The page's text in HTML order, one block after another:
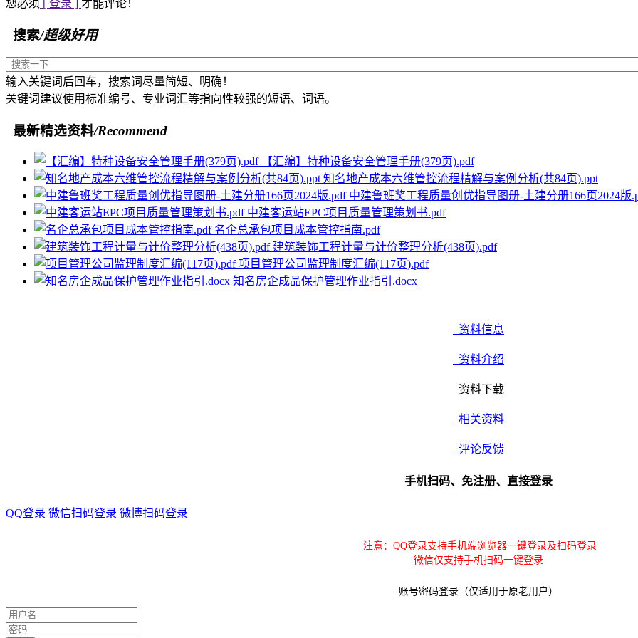
您必须 [ 登录 ] 才能评论！
搜索/超级好用
输入关键词后回车，搜索词尽量简短、明确！
关键词建议使用标准编号、专业词汇等指向性较强的短语、词语。
最新精选资料/Recommend
【汇编】特种设备安全管理手册(379页).pdf
知名地产成本六维管控流程精解与案例分析(共84页).ppt
中建鲁班奖工程质量创优指导图册-土建分册166页2024版
中建客运站EPC项目质量管理策划书.pdf
名企总承包项目成本管控指南.pdf
建筑装饰工程计量与计价整理分析(438页).pdf
项目管理公司监理制度汇编(117页).pdf
知名房企成品保护管理作业指引.docx
资料信息
资料介绍
资料下载
相关资料
评论反馈
手机扫码、免注册、直接登录
QQ登录 微信扫码登录 微博扫码登录
注意：QQ登录支持手机端浏览器一键登录及扫码登录
微信仅支持手机扫码一键登录
账号密码登录（仅适用于原老用户）